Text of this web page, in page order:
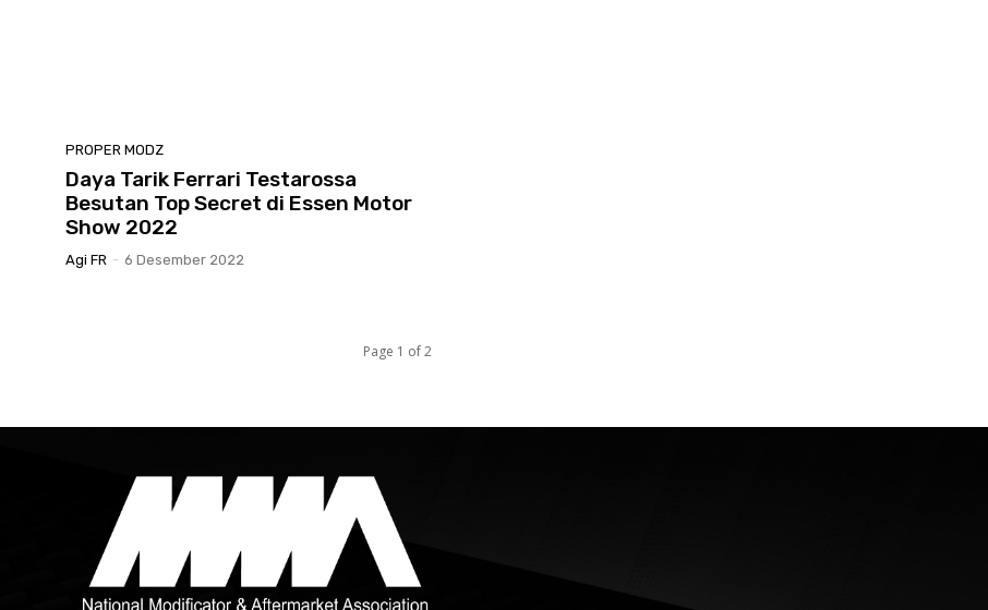
PROPER MODZ
Daya Tarik Ferrari Testarossa
Besutan Top Secret di Essen Motor
Show 2022
Agi FR - 6 Desember 2022
Page 1 of 2